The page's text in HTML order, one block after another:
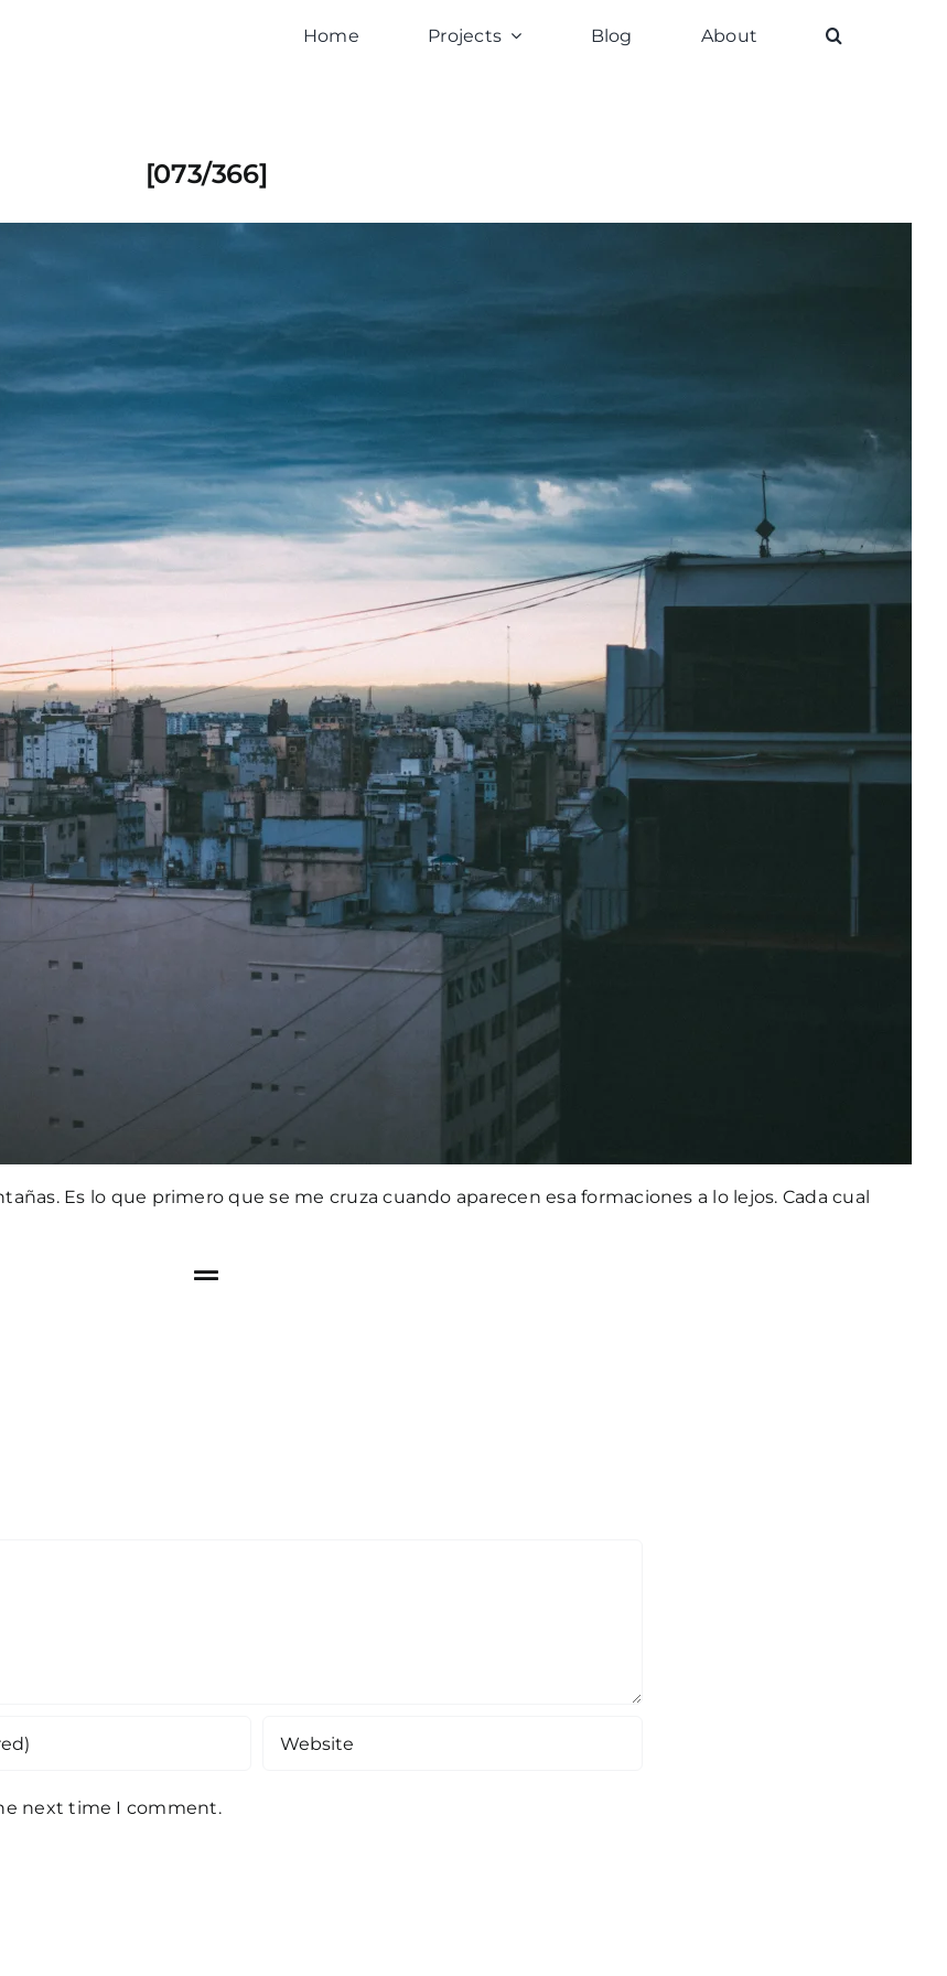
Home Projects Blog About
[073/366]
Es lo que primero que se me cruza cuando aparecen esa formaciones a lo lejos. Cada cual
next time I comment.